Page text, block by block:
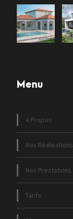
Menu
A Propos
Nos Réalisations
Nos Prestations
Tarifs